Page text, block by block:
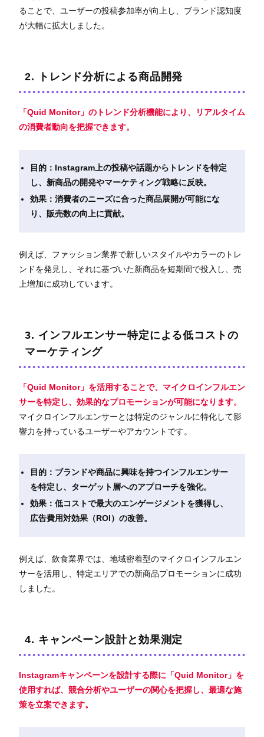
ることで、ユーザーの投稿参加率が向上し、ブランド認知度
が大幅に拡大しました。
2. トレンド分析による商品開発
「Quid Monitor」のトレンド分析機能により、リアルタイム
の消費者動向を把握できます。
目的：Instagram上の投稿や話題からトレンドを特定
し、新商品の開発やマーケティング戦略に反映。
効果：消費者のニーズに合った商品展開が可能にな
り、販売数の向上に貢献。
例えば、ファッション業界で新しいスタイルやカラーのトレ
ンドを発見し、それに基づいた新商品を短期間で投入し、売
上増加に成功しています。
3. インフルエンサー特定による低コストの
マーケティング
「Quid Monitor」を活用することで、マイクロインフルエン
サーを特定し、効果的なプロモーションが可能になります。
マイクロインフルエンサーとは特定のジャンルに特化して影
響力を持っているユーザーやアカウントです。
目的：ブランドや商品に興味を持つインフルエンサー
を特定し、ターゲット層へのアプローチを強化。
効果：低コストで最大のエンゲージメントを獲得し、
広告費用対効果（ROI）の改善。
例えば、飲食業界では、地域密着型のマイクロインフルエン
サーを活用し、特定エリアでの新商品プロモーションに成功
しました。
4. キャンペーン設計と効果測定
Instagramキャンペーンを設計する際に「Quid Monitor」を
使用すれば、競合分析やユーザーの関心を把握し、最適な施
策を立案できます。